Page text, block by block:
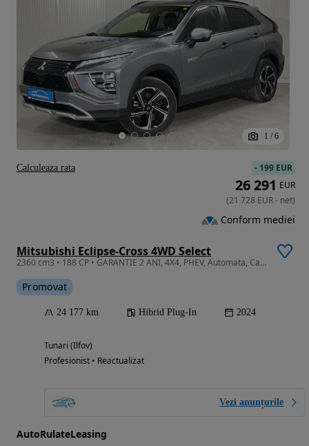
1 / 6
Mitsubishi Eclipse-Cross 4WD Select
2360 cm3 • 188 CP • GARANTIE 2 ANI, 4X4, PHEV, Automata, Camera, LED, Scaune incalzite
Promovat
24 177 km Hibrid Plug-In 2024
Tunari (Ilfov)
Profesionist • Reactualizat
Vezi anunțurile
AutoRulateLeasing
- 199 EUR
26 291 EUR
(21 728 EUR- net)
Conform mediei
Calculeaza rata